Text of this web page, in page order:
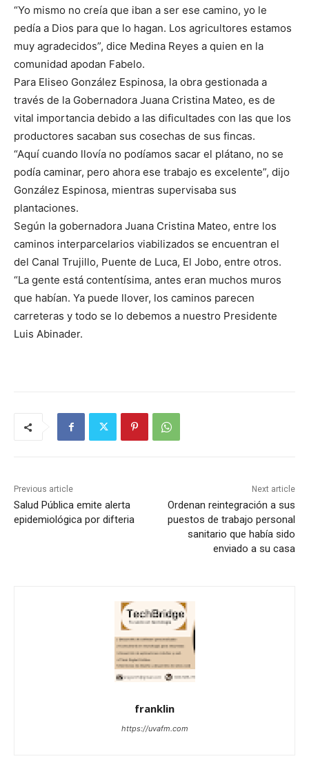
“Yo mismo no creía que iban a ser ese camino, yo le
pedía a Dios para que lo hagan. Los agricultores estamos
muy agradecidos”, dice Medina Reyes a quien en la
comunidad apodan Fabelo.
Para Eliseo González Espinosa, la obra gestionada a
través de la Gobernadora Juana Cristina Mateo, es de
vital importancia debido a las dificultades con las que los
productores sacaban sus cosechas de sus fincas.
“Aquí cuando llovía no podíamos sacar el plátano, no se
podía caminar, pero ahora ese trabajo es excelente”, dijo
González Espinosa, mientras supervisaba sus
plantaciones.
Según la gobernadora Juana Cristina Mateo, entre los
caminos interparcelarios viabilizados se encuentran el
del Canal Trujillo, Puente de Luca, El Jobo, entre otros.
“La gente está contentísima, antes eran muchos muros
que habían. Ya puede llover, los caminos parecen
carreteras y todo se lo debemos a nuestro Presidente
Luis Abinader.
Previous article
Salud Pública emite alerta
epidemiológica por difteria
Next article
Ordenan reintegración a sus
puestos de trabajo personal
sanitario que había sido
enviado a su casa
franklin
https://uvafm.com